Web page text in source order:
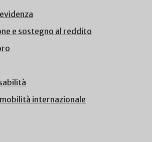
e sostegno al reddito
internazionale